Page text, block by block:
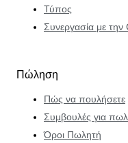
Τύπος
Συνεργασία με την
Πώληση
Πώς να πουλήσετε
Συμβουλές για
Όροι Πωλητή